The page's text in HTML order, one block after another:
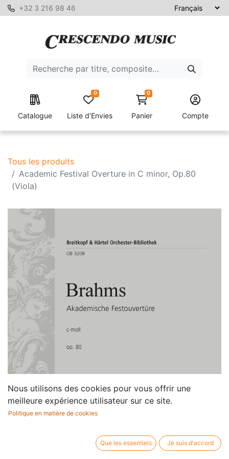
+32 3 216 98 46
Catalogue Liste d'Envies
0 0
Panier Compte
Tous les produits
Academic Festival Overture in C minor, Op.80
(Viola)
Nous utilisons des cookies pour vous offrir une
meilleure expérience utilisateur sur ce site.
Politique en matière de cookies
Que les essentiels Je suis d'accord